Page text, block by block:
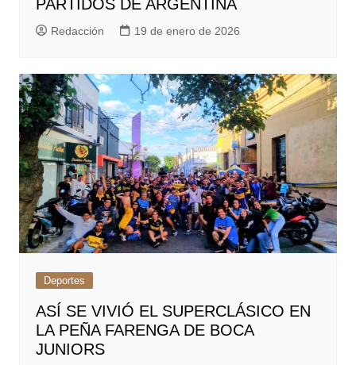
PARTIDOS DE ARGENTINA
Redacción 19 de enero de 2026
Deportes
ASÍ SE VIVIÓ EL SUPERCLÁSICO EN
LA PEÑA FARENGA DE BOCA
JUNIORS